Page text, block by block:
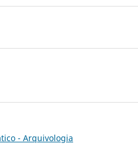
- Arquivologia